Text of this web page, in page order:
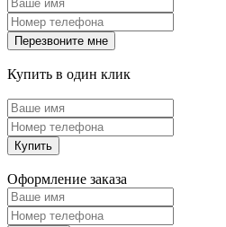
Перезвоните мне
Купить в один клик
Купить
Оформление заказа